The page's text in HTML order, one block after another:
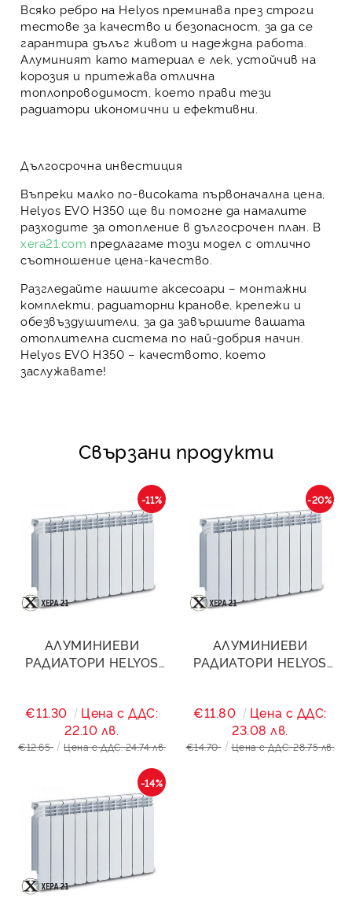
Всяко ребро на Helyos преминава през строги
тестове за качество и безопасност, за да се
гарантира дълъг живот и надеждна работа.
Алуминият като материал е лек, устойчив на
корозия и притежава отлична
топлопроводимост, което прави тези
радиатори икономични и ефективни.
Дългосрочна инвестиция
Въпреки малко по-високата първоначална цена,
Helyos EVO Н350 ще ви помогне да намалите
разходите за отопление в дългосрочен план. В
xera21.com предлагаме този модел с отлично
съотношение цена-качество.
Разгледайте нашите аксесоари – монтажни
комплекти, радиаторни кранове, крепежи и
обезвъздушители, за да завършите вашата
отоплителна система по най-добрия начин.
Helyos EVO Н350 – качеството, което
заслужавате!
Свързани продукти
АЛУМИНИЕВИ
РАДИАТОРИ HELYOS
-11%
€11.30
Цена с ДДС:
22.10 лв.
€12.65 Цена с ДДС: 24.74 лв.
АЛУМИНИЕВИ
РАДИАТОРИ HELYOS
-20%
€11.80
Цена с ДДС:
23.08 лв.
€14.70 Цена с ДДС: 28.75 лв.
-14%